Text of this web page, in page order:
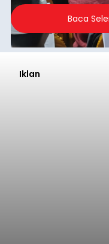
2026.
Baca
Iklan